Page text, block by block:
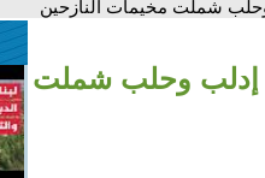
شملت مخيمات النازحين
إدلب وحلب شملت